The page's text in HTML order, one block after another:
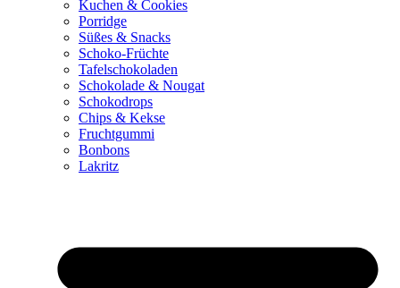
Kuchen & Cookies
Porridge
Süßes & Snacks
Schoko-Früchte
Tafelschokoladen
Schokolade & Nougat
Schokodrops
Chips & Kekse
Fruchtgummi
Bonbons
Lakritz